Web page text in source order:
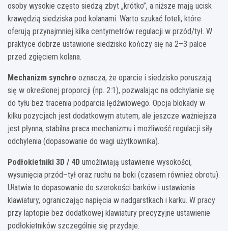
osoby wysokie często siedzą zbyt „krótko”, a niższe mają ucisk
krawędzią siedziska pod kolanami. Warto szukać foteli, które
oferują przynajmniej kilka centymetrów regulacji w przód/tył. W
praktyce dobrze ustawione siedzisko kończy się na 2–3 palce
przed zgięciem kolana.
Mechanizm synchro oznacza, że oparcie i siedzisko poruszają
się w określonej proporcji (np. 2:1), pozwalając na odchylanie się
do tyłu bez tracenia podparcia lędźwiowego. Opcja blokady w
kilku pozycjach jest dodatkowym atutem, ale jeszcze ważniejsza
jest płynna, stabilna praca mechanizmu i możliwość regulacji siły
odchylenia (dopasowanie do wagi użytkownika).
Podłokietniki 3D / 4D umożliwiają ustawienie wysokości,
wysunięcia przód–tył oraz ruchu na boki (czasem również obrotu).
Ułatwia to dopasowanie do szerokości barków i ustawienia
klawiatury, ograniczając napięcia w nadgarstkach i karku. W pracy
przy laptopie bez dodatkowej klawiatury precyzyjne ustawienie
podłokietników szczególnie się przydaje.